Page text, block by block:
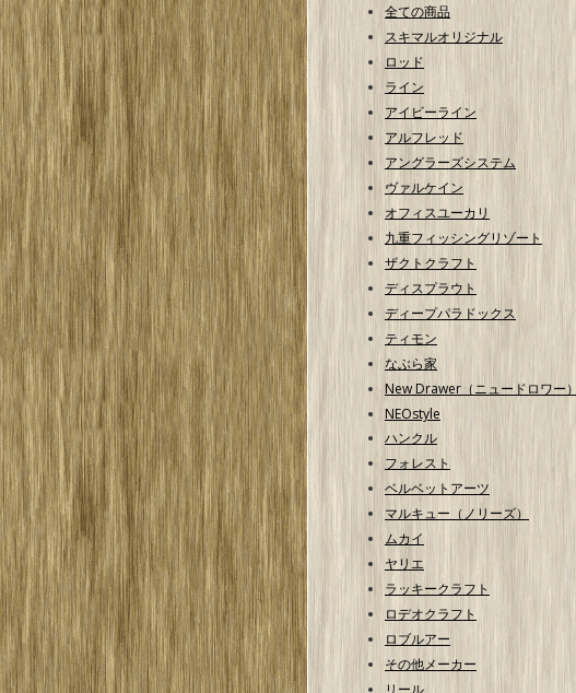
全ての商品
スキマルオリジナル
ロッド
ライン
アイビーライン
アルフレッド
アングラーズシステム
ヴァルケイン
オフィスユーカリ
九重フィッシングリゾート
ザクトクラフト
ディスプラウト
ディープパラドックス
ティモン
なぶら家
New Drawer（ニュードロワー）
NEOstyle
ハンクル
フォレスト
ベルベットアーツ
マルキュー（ノリーズ）
ムカイ
ヤリエ
ラッキークラフト
ロデオクラフト
ロブルアー
その他メーカー
リール